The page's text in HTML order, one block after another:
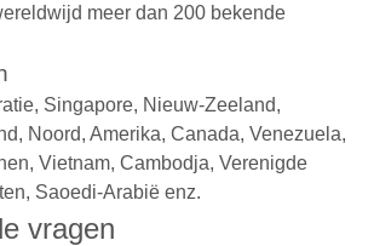
meer dan 200 bekende
Singapore, Nieuw-Zeeland,
Noord, Amerika, Canada, Venezuela,
Vietnam, Cambodja, Verenigde
Saoedi-Arabië enz.
vragen